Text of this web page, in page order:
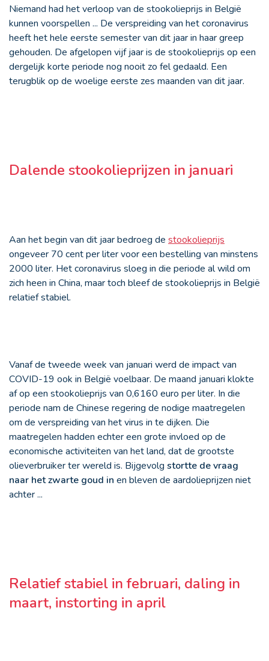
Niemand had het verloop van de stookolieprijs in België
kunnen voorspellen ... De verspreiding van het coronavirus
heeft het hele eerste semester van dit jaar in haar greep
gehouden. De afgelopen vijf jaar is de stookolieprijs op een
dergelijk korte periode nog nooit zo fel gedaald. Een
terugblik op de woelige eerste zes maanden van dit jaar.
Dalende stookolieprijzen in januari
Aan het begin van dit jaar bedroeg de stookolieprijs
ongeveer 70 cent per liter voor een bestelling van minstens
2000 liter. Het coronavirus sloeg in die periode al wild om
zich heen in China, maar toch bleef de stookolieprijs in België
relatief stabiel.
Vanaf de tweede week van januari werd de impact van
COVID-19 ook in België voelbaar. De maand januari klokte
af op een stookolieprijs van 0,6160 euro per liter. In die
periode nam de Chinese regering de nodige maatregelen
om de verspreiding van het virus in te dijken. Die
maatregelen hadden echter een grote invloed op de
economische activiteiten van het land, dat de grootste
olieverbruiker ter wereld is. Bijgevolg stortte de vraag
naar het zwarte goud in en bleven de aardolieprijzen niet
achter ...
Relatief stabiel in februari, daling in
maart, instorting in april